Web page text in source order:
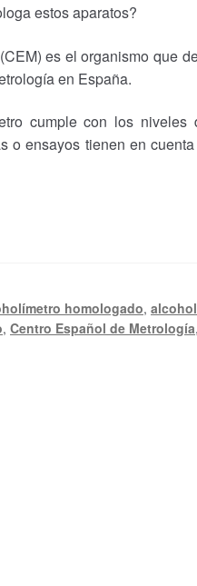
estos aparatos?
es el organismo que
en España.
cumple con los
o ensayos tienen en
homologado,
,Centro Español de Metrología